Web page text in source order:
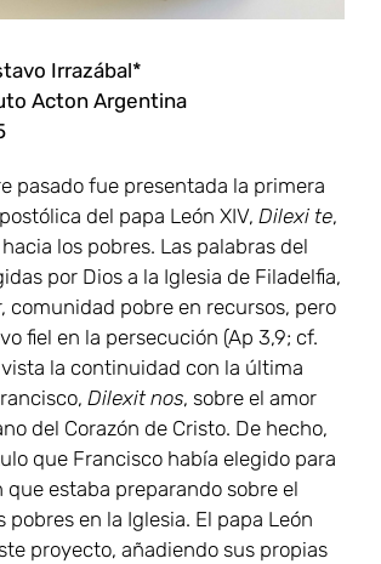
Irrazábal*
Acton Argentina
pasado fue presentada la primera
del papa León XIV, Dilexi te,
los pobres. Las palabras del
por Dios a la Iglesia de Filadelfia,
comunidad pobre en recursos, pero
fiel en la persecución (Ap 3,9; cf.
vista la continuidad con la última
Dilexit nos, sobre el amor
del Corazón de Cristo. De hecho,
que Francisco había elegido para
que estaba preparando sobre el
pobres en la Iglesia. El papa León
proyecto, añadiendo sus propias